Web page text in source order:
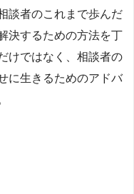
談者のこれまで歩んだ
決するための方法を丁
けではなく、相談者の
に生きるためのアドバ